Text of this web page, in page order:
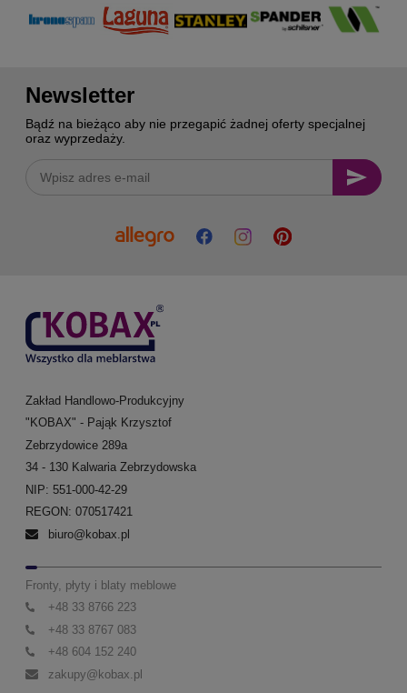
Newsletter
Bądź na bieżąco aby nie przegapić żadnej oferty specjalnej
oraz wyprzedaży.
Zakład Handlowo-Produkcyjny
"KOBAX" - Pająk Krzysztof
Zebrzydowice 289a
34 - 130 Kalwaria Zebrzydowska
NIP: 551-000-42-29
REGON: 070517421
biuro@kobax.pl
Fronty, płyty i blaty meblowe
+48 33 8766 223
+48 33 8767 083
+48 604 152 240
zakupy@kobax.pl